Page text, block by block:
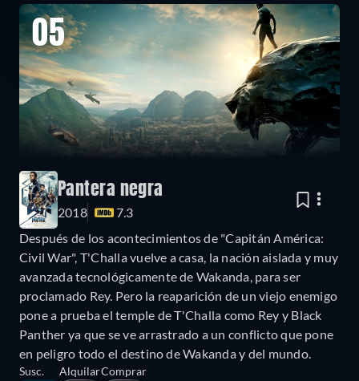
05
Pantera negra
2018
7.3
Después de los acontecimientos de "Capitán América:
Civil War", T'Challa vuelve a casa, la nación aislada y muy
avanzada tecnológicamente de Wakanda, para ser
proclamado Rey. Pero la reaparición de un viejo enemigo
pone a prueba el temple de T'Challa como Rey y Black
Panther ya que se ve arrastrado a un conflicto que pone
en peligro todo el destino de Wakanda y del mundo.
Susc. AlquilarComprar